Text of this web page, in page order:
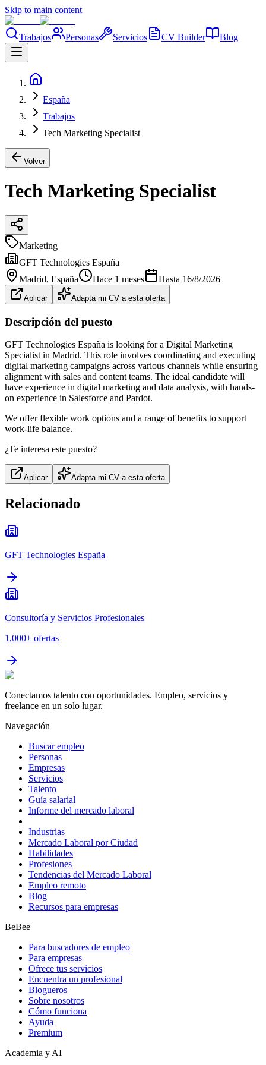
Skip to main content
Trabajos Personas Servicios CV Builder Blog
España
Trabajos
Tech Marketing Specialist
Volver
Tech Marketing Specialist
Marketing
GFT Technologies España
Madrid, España Hace 1 meses Hasta 16/8/2026
Aplicar Adapta mi CV a esta oferta
Descripción del puesto
GFT Technologies España is looking for a Digital Marketing
Specialist in Madrid. This role involves coordinating and executing
digital marketing campaigns across various channels while ensuring
alignment with sales and content teams. The ideal candidate will
have experience in digital marketing and data analysis, with hands-
on experience in Salesforce and Pardot.
We offer flexible work options and a range of benefits to support
work-life balance.
¿Te interesa este puesto?
Aplicar Adapta mi CV a esta oferta
Relacionado
GFT Technologies España
Consultoría y Servicios Profesionales
1,000+ ofertas
Conectamos talento con oportunidades. Empleo, servicios y
freelance en un solo lugar.
Navegación
Buscar empleo
Personas
Empresas
Servicios
Talento
Guía salarial
Informe del mercado laboral
Industrias
Mercado Laboral por Ciudad
Habilidades
Profesiones
Tendencias del Mercado Laboral
Empleo remoto
Blog
Recursos para empresas
BeBee
Para buscadores de empleo
Para empresas
Ofrece tus servicios
Encuentra un profesional
Blogueros
Sobre nosotros
Cómo funciona
Ayuda
Premium
Academia y AI